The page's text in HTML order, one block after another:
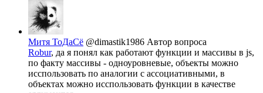
Митя ТоДаСё @dimastik1986 Автор вопроса
Robur, да я понял как работают функции и массивы в js,
по факту массивы - одноуровневые, объекты можно
исспользовать по аналогии с ассоциативными, в
объектах можно исспользовать функции в качестве